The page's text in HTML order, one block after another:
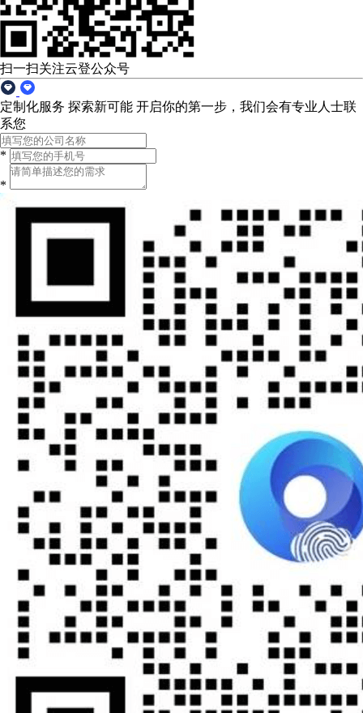
扫一扫关注云登公众号
定制化服务 探索新可能 开启你的第一步，我们会有专业人士联
系您
*
*